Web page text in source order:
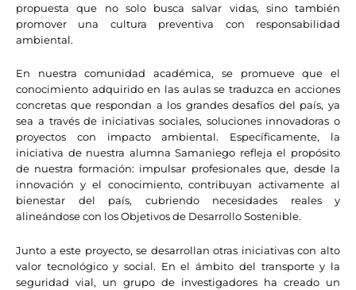
propuesta que no solo busca salvar vidas, sino también
promover una cultura preventiva con responsabilidad
ambiental.
En nuestra comunidad académica, se promueve que el
conocimiento adquirido en las aulas se traduzca en acciones
concretas que respondan a los grandes desafíos del país, ya
sea a través de iniciativas sociales, soluciones innovadoras o
proyectos con impacto ambiental. Específicamente, la
iniciativa de nuestra alumna Samaniego refleja el propósito
de nuestra formación: impulsar profesionales que, desde la
innovación y el conocimiento, contribuyan activamente al
bienestar del país, cubriendo necesidades reales y
alineándose con los Objetivos de Desarrollo Sostenible.
Junto a este proyecto, se desarrollan otras iniciativas con alto
valor tecnológico y social. En el ámbito del transporte y la
seguridad vial, un grupo de investigadores ha creado un